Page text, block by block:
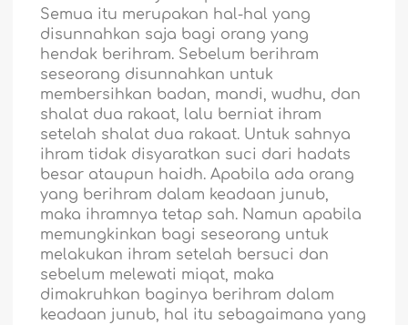
Semua itu merupakan hal-hal yang
disunnahkan saja bagi orang yang
hendak berihram. Sebelum berihram
seseorang disunnahkan untuk
membersihkan badan, mandi, wudhu, dan
shalat dua rakaat, lalu berniat ihram
setelah shalat dua rakaat. Untuk sahnya
ihram tidak disyaratkan suci dari hadats
besar ataupun haidh. Apabila ada orang
yang berihram dalam keadaan junub,
maka ihramnya tetap sah. Namun apabila
memungkinkan bagi seseorang untuk
melakukan ihram setelah bersuci dan
sebelum melewati miqat, maka
dimakruhkan baginya berihram dalam
keadaan junub, hal itu sebagaimana yang